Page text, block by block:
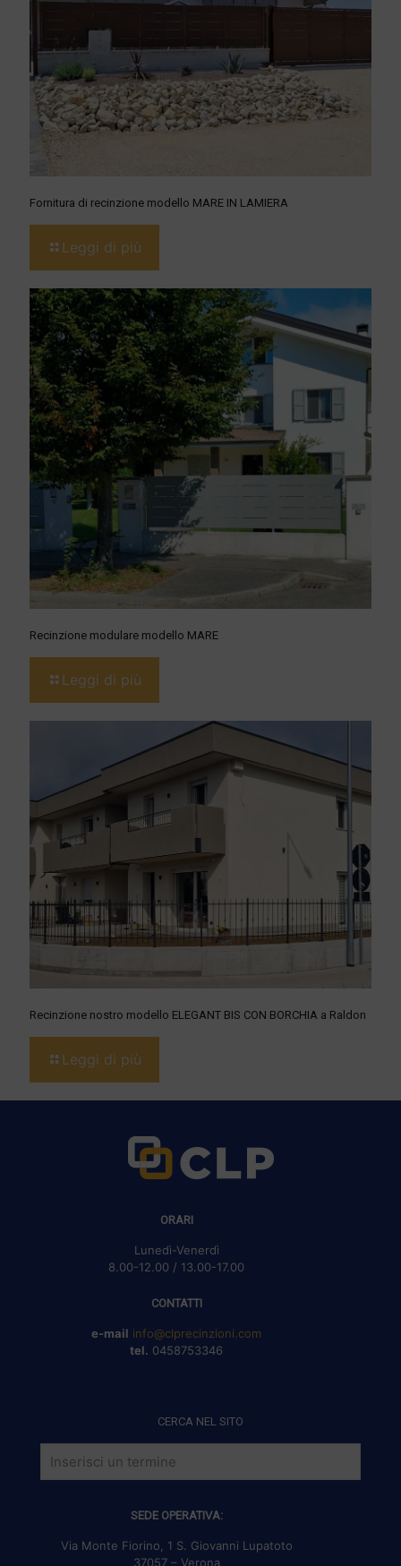
Fornitura di recinzione modello MARE IN LAMIERA
Leggi di più
Recinzione modulare modello MARE
Leggi di più
Recinzione nostro modello ELEGANT BIS CON BORCHIA a Raldon
Leggi di più
ORARI
Lunedì-Venerdì
8.00-12.00 / 13.00-17.00
CONTATTI
e-mail info@clprecinzioni.com
tel. 0458753346
CERCA NEL SITO
SEDE OPERATIVA:
Via Monte Fiorino, 1 S. Giovanni Lupatoto
37057 – Verona